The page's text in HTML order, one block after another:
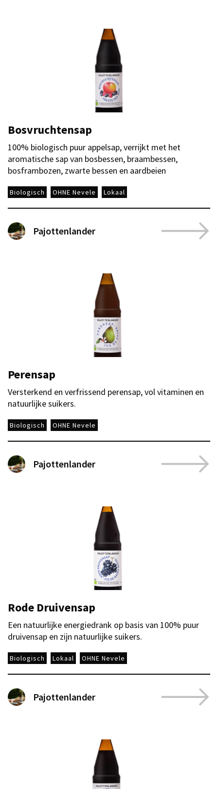
Bosvruchtensap
100% biologisch puur appelsap, verrijkt met het
aromatische sap van bosbessen, braambessen,
bosframbozen, zwarte bessen en aardbeien
Biologisch OHNE Nevele Lokaal
Pajottenlander
Perensap
Versterkend en verfrissend perensap, vol vitaminen en
natuurlijke suikers.
Biologisch OHNE Nevele
Pajottenlander
Rode Druivensap
Een natuurlijke energiedrank op basis van 100% puur
druivensap en zijn natuurlijke suikers.
Biologisch Lokaal OHNE Nevele
Pajottenlander